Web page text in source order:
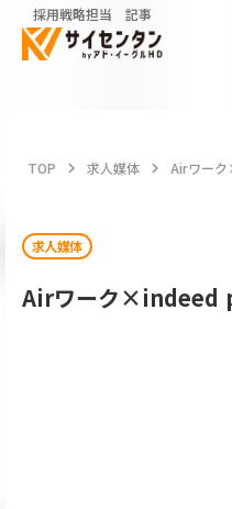
TOP keyboard_arrow_right 求人媒体 keyboard_arrow_right Airワー
求人媒体
Airワーク×indeed
採用戦略担当 記事